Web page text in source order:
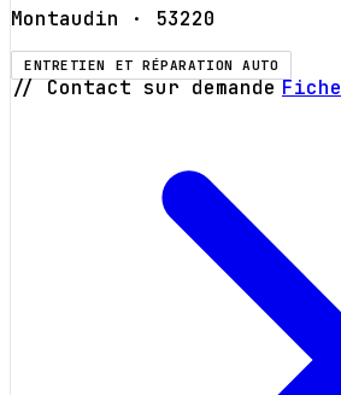
Montaudin · 53220
ENTRETIEN ET RÉPARATION AUTO
// Contact sur demande Fiche